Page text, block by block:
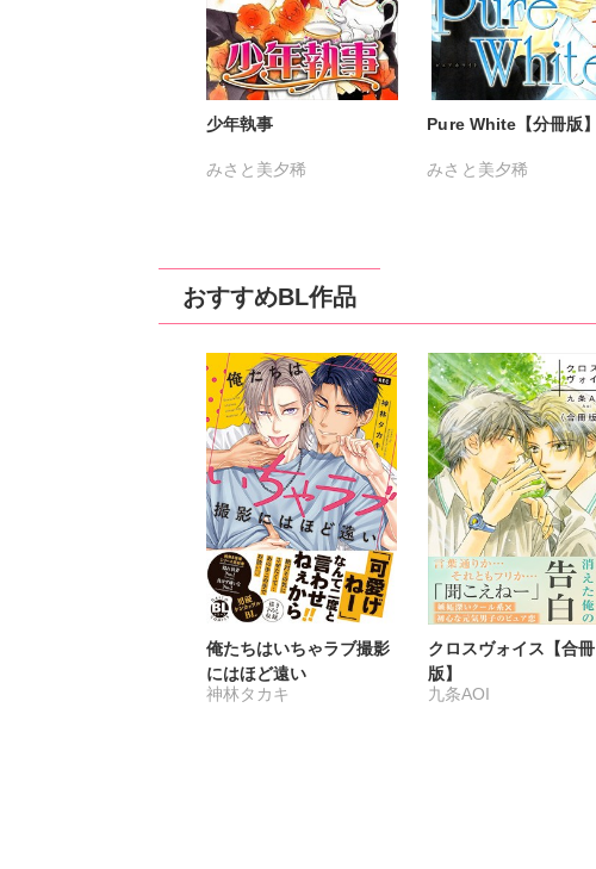
少年執事
みさと美夕稀
Pure White【分冊版】
みさと美夕稀
おすすめBL作品
俺たちはいちゃラブ撮影
にはほど遠い
神林タカキ
クロスヴォイス【合冊
版】
九条AOI